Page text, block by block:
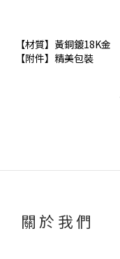
【材質】黃銅鍍18K金
【附件】精美包裝
關於我們